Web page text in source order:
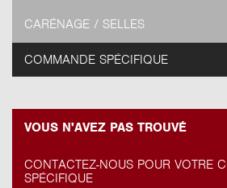
CARÉNAGE / SELLES
COMMANDE SPÉCIFIQUE
VOUS N'AVEZ PAS TROUVÉ
CONTACTEZ-NOUS POUR VOTRE
SPÉCIFIQUE